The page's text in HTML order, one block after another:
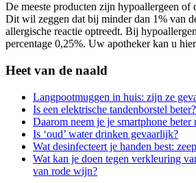
De meeste producten zijn hypoallergeen of
Dit wil zeggen dat bij minder dan 1% van
allergische reactie optreedt. Bij
percentage 0,25%. Uw apotheker kan u
Heet van de naald
Langpootmuggen in huis: zijn ze
Is een elektrische tandenborstel beter?
Daarom neem je je smartphone beter
Is ‘oud’ water drinken gevaarlijk?
Wat desinfecteert je handen best:
Wat kan je doen tegen verkleuring
van rode wijn?